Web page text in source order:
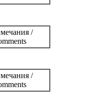
/
/